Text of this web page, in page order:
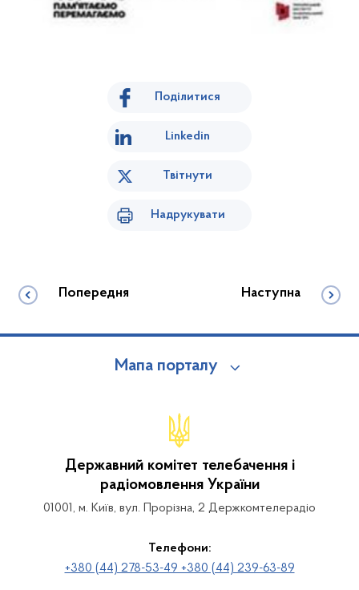
Поділитися
Linkedin
Твітнути
Надрукувати
Попередня Наступна
Мапа порталу
Державний комітет телебачення і
радіомовлення України
01001, м. Київ, вул. Прорізна, 2 Держкомтелерадіо
Телефони:
+380 (44) 278-53-49 +380 (44) 239-63-89